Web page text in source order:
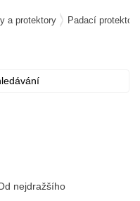
a protektory Padací protektory
nejdražšího